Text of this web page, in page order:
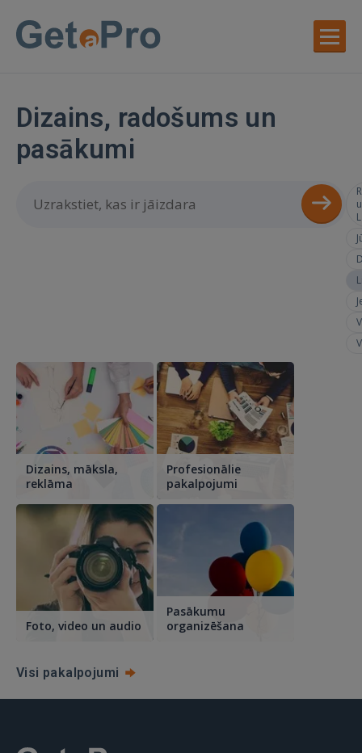
Dizains, radošums un
pasākumi
Dizains, māksla,
reklāma
Profesionālie
pakalpojumi
Foto, video un audio
Pasākumu
organizēšana
Visi pakalpojumi